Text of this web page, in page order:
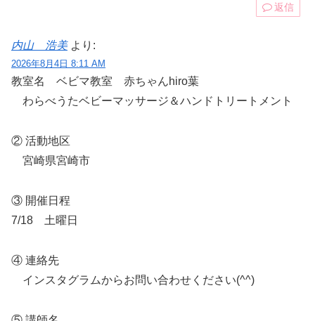
返信
内山 浩美 より:
2026年8月4日 8:11 AM
教室名 ベビマ教室 赤ちゃんhiro葉
わらべうたベビーマッサージ＆ハンドトリートメント
② 活動地区
宮崎県宮崎市
③ 開催日程
7/18 土曜日
④ 連絡先
インスタグラムからお問い合わせください(^^)